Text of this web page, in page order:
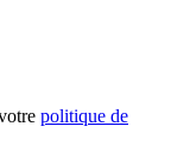
politique de